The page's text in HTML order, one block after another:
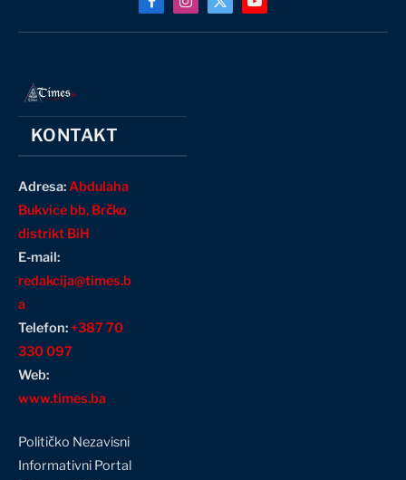
FacebookInstagram
X
(Twitter)
YouTube
KONTAKT
Adresa:Abdulaha
Bukvice bb, Brčko
distrikt BiH
E-mail:
redakcija@times.b
a
Telefon:+387 70
330 097
Web:
www.times.ba
Političko Nezavisni
Informativni Portal